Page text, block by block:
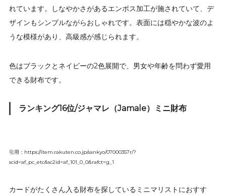
れています。しなやかさがあるエンボス加工が施されていて、デ
ザインもシンプルながらおしゃれです。表面には穏やかな波のよ
うな模様があり、高級感が感じられます。
色はブラックとネイビーの2色展開で、男女や年齢を問わず愛用
できる財布です。
ランキング16位/ジャマレ（Jamale）ミニ財布
引用：https://item.rakuten.co.jp/sankyo/07000357r/?
scid=af_pc_etc&sc2id=af_101_0_0&rafct=g_1
カードがたくさん入る財布を探しているミニマリストにおすす